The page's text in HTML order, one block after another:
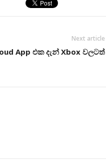
Next article
App එක දැන් Xbox වලටත්